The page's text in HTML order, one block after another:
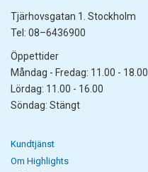
Tjärhovsgatan 1. Stockholm
Tel: 08–6436900
Öppettider
Måndag - Fredag: 11.00 - 18.00
Lördag: 11.00 - 16.00
Söndag: Stängt
Kundtjänst
Om Highlights